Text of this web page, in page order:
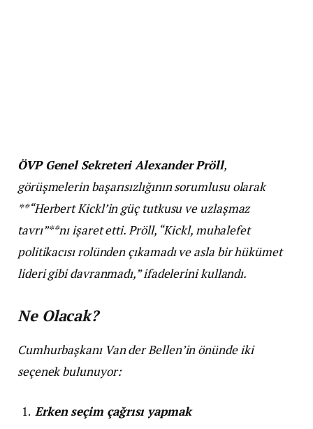
ÖVP Genel Sekreteri Alexander Pröll,
görüşmelerin başarısızlığının sorumlusu olarak
**“Herbert Kickl’in güç tutkusu ve uzlaşmaz
tavrı”**nı işaret etti. Pröll, “Kickl, muhalefet
politikacısı rolünden çıkamadı ve asla bir hükümet
lideri gibi davranmadı,” ifadelerini kullandı.
Ne Olacak?
Cumhurbaşkanı Van der Bellen’in önünde iki
seçenek bulunuyor:
Erken seçim çağrısı yapmak